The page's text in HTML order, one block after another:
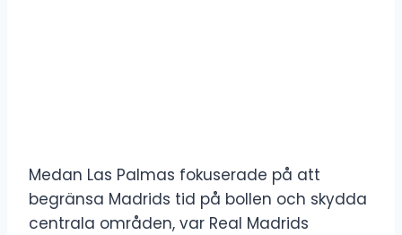
Medan Las Palmas fokuserade på att
begränsa Madrids tid på bollen och skydda
centrala områden, var Real Madrids